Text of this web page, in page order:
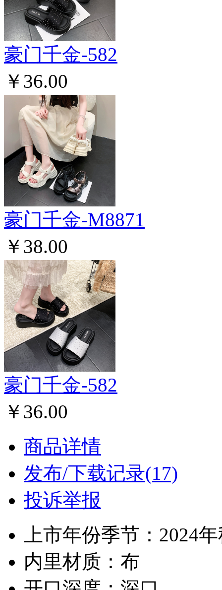
豪门千金-582
￥36.00
豪门千金-M8871
￥38.00
豪门千金-582
￥36.00
商品详情
发布/下载记录(17)
投诉举报
上市年份季节：2024
内里材质：布